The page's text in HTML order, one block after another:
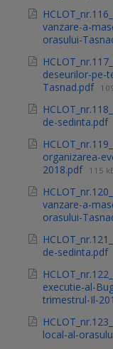
vanzare-a-
orasului-
deseurilor-pe-
Tasnad.pdf
de-sedinta.pdf
organizarea-
2018.pdf 115
vanzare-a-
orasului-
de-sedinta.pdf
executie-al-
trimestrul-Il-
local-al-